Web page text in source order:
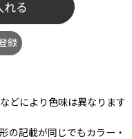
れる
録
どにより色味は異なります
の記載が同じでもカラー・